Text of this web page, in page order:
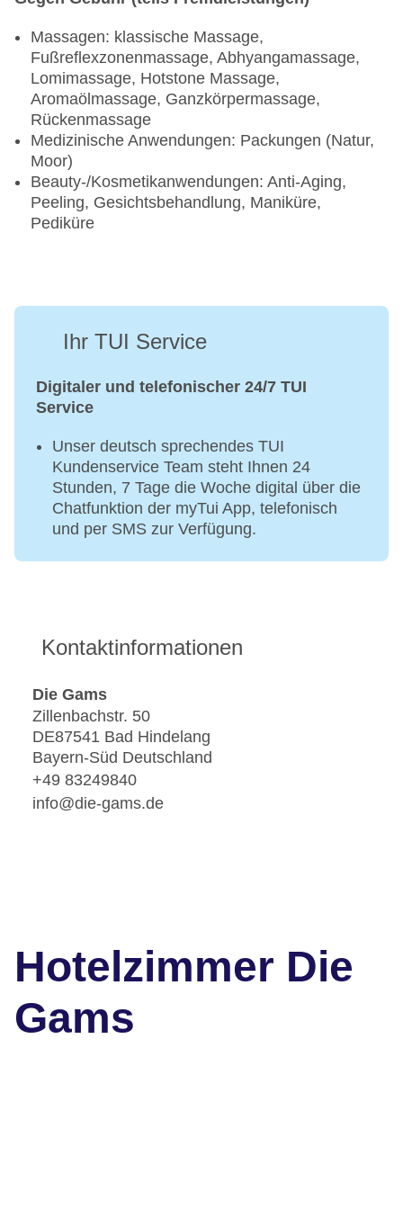
Massagen: klassische Massage,
Fußreflexzonenmassage, Abhyangamassage,
Lomimassage, Hotstone Massage,
Aromaölmassage, Ganzkörpermassage,
Rückenmassage
Medizinische Anwendungen: Packungen (Natur,
Moor)
Beauty-/Kosmetikanwendungen: Anti-Aging,
Peeling, Gesichtsbehandlung, Maniküre,
Pediküre
Ihr TUI Service
Digitaler und telefonischer 24/7 TUI
Service
Unser deutsch sprechendes TUI
Kundenservice Team steht Ihnen 24
Stunden, 7 Tage die Woche digital über die
Chatfunktion der myTui App, telefonisch
und per SMS zur Verfügung.
Kontaktinformationen
Die Gams
Zillenbachstr. 50
DE87541 Bad Hindelang
Bayern-Süd Deutschland
+49 83249840
info@die-gams.de
Hotelzimmer Die
Gams